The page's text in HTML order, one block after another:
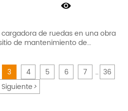

de ruedas en una obra
de mantenimiento de
de la modernización agrícola,
y propietarios buscan una
flexibilidad y versatilidad.
3 4 5 6 7 ...
36
Siguiente>